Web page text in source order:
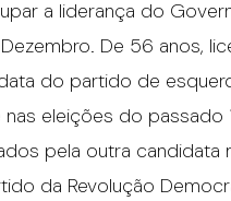
a liderança do
De 56 anos,
do partido de
eleições do passado
pela outra candidata
da Revolução